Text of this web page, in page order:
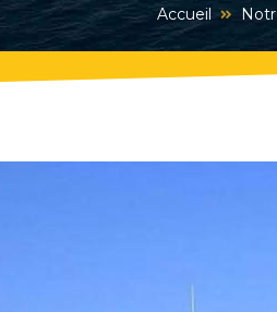
Accueil